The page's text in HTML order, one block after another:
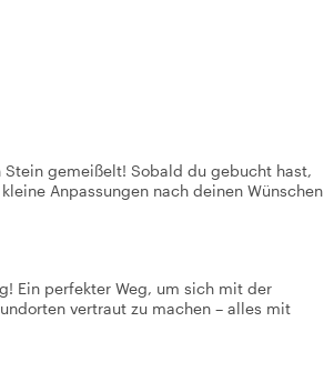
Stein gemeißelt! Sobald du gebucht hast,
Anpassungen nach deinen Wünschen
Ein perfekter Weg, um sich mit der
vertraut zu machen – alles mit